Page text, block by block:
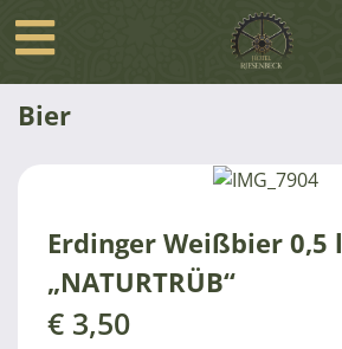
Bier
Erdinger Weißbier 0,5 l
„NATURTRÜB“
€ 3,50